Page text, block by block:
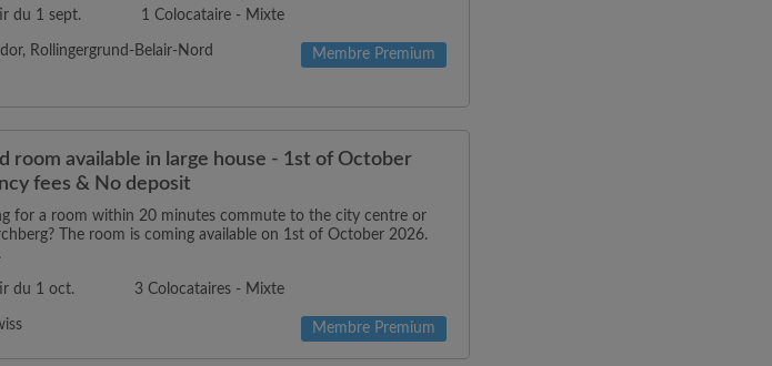
du 1 sept. 1 Colocataire - Mixte
Rollingergrund-Belair-Nord Membre Premium
room available in large house - 1st of October
fees & No deposit
for a room within 20 minutes commute to the city centre or
The room is coming available on 1st of October 2026.
du 1 oct. 3 Colocataires - Mixte
Membre Premium